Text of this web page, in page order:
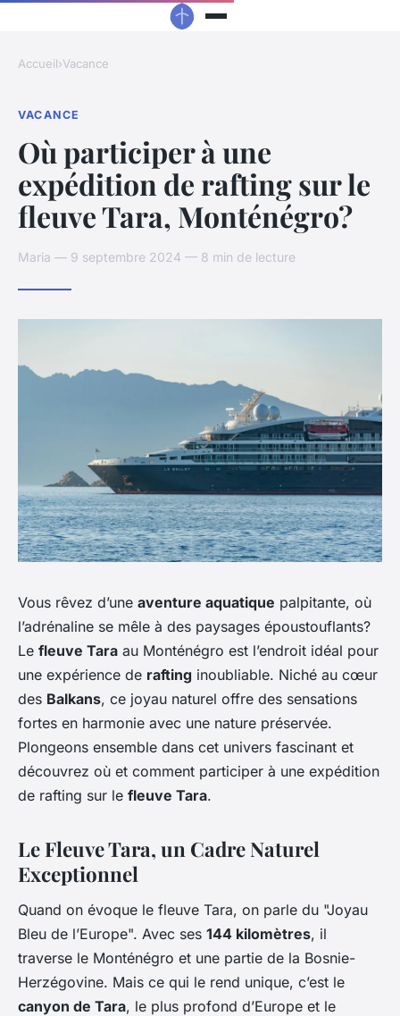
Accueil›Vacance
VACANCE
Où participer à une
expédition de rafting sur le
fleuve Tara, Monténégro?
Maria — 9 septembre 2024 — 8 min de lecture
Vous rêvez d’une aventure aquatique palpitante, où
l’adrénaline se mêle à des paysages époustouflants?
Le fleuve Tara au Monténégro est l’endroit idéal pour
une expérience de rafting inoubliable. Niché au cœur
des Balkans, ce joyau naturel offre des sensations
fortes en harmonie avec une nature préservée.
Plongeons ensemble dans cet univers fascinant et
découvrez où et comment participer à une expédition
de rafting sur le fleuve Tara.
Le Fleuve Tara, un Cadre Naturel
Exceptionnel
Quand on évoque le fleuve Tara, on parle du "Joyau
Bleu de l’Europe". Avec ses 144 kilomètres, il
traverse le Monténégro et une partie de la Bosnie-
Herzégovine. Mais ce qui le rend unique, c’est le
canyon de Tara, le plus profond d’Europe et le